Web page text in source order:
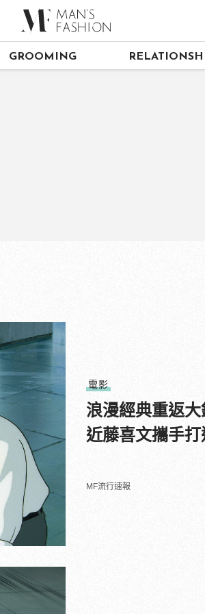
GROOMING
電影
浪漫經典重返
近藤喜文攜手打
MF流行速報